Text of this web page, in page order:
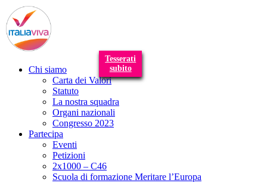
Tesserati
subito
Chi siamo
Carta dei Valori
Statuto
La nostra squadra
Organi nazionali
Congresso 2023
Partecipa
Eventi
Petizioni
2x1000 – C46
Scuola di formazione Meritare l’Europa